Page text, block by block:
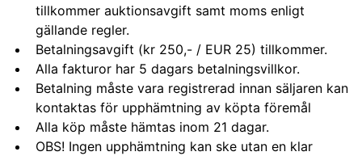
tillkommer auktionsavgift samt moms enligt
gällande regler.
Betalningsavgift (kr 250,- / EUR 25) tillkommer.
Alla fakturor har 5 dagars betalningsvillkor.
Betalning måste vara registrerad innan säljaren kan
kontaktas för upphämtning av köpta föremål
Alla köp måste hämtas inom 21 dagar.
OBS! Ingen upphämtning kan ske utan en klar